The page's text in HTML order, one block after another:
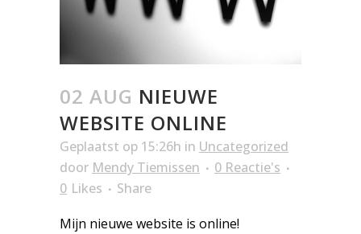
02 AUG NIEUWE
WEBSITE ONLINE
Geplaatst op 15:26h in Uncategorized
door Mendy Tiemissen
0 Reactie's
0 Likes
Share
Mijn nieuwe website is online!